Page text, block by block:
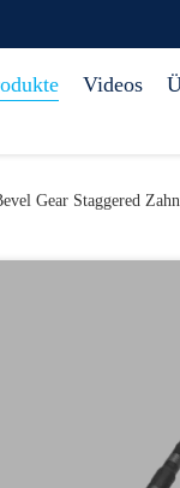
Videos
Gear Staggered